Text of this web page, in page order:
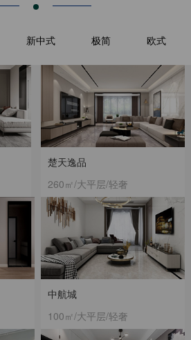
新中式 极简 欧式
楚天逸品
260㎡/大平层/轻奢
中航城
100㎡/大平层/轻奢